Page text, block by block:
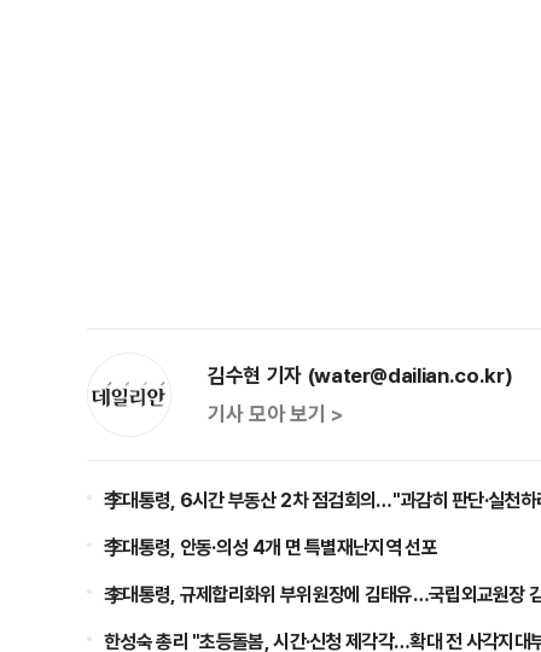
김수현 기자 (water@dailian.co.kr)
기사 모아 보기 >
李대통령, 6시간 부동산 2차 점검회의…"과감히 판단·실천
李대통령, 안동·의성 4개 면 특별재난지역 선포
李대통령, 규제합리화위 부위원장에 김태유…국립외교원장
한성숙 총리 "초등돌봄, 시간·신청 제각각…확대 전 사각지대